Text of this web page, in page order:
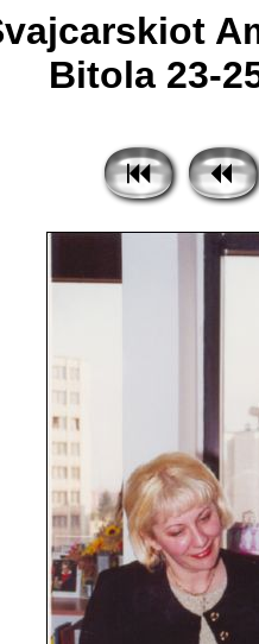
Bitola 23-